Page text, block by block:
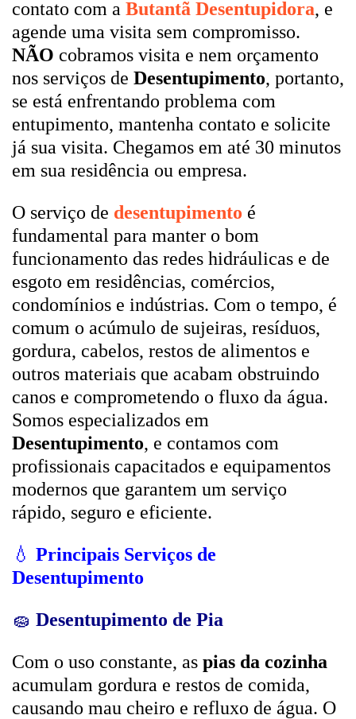
contato com a Butantã Desentupidora, e
agende uma visita sem compromisso.
NÃO cobramos visita e nem orçamento
nos serviços de Desentupimento, portanto,
se está enfrentando problema com
entupimento, mantenha contato e solicite
já sua visita. Chegamos em até 30 minutos
em sua residência ou empresa.
O serviço de desentupimento é
fundamental para manter o bom
funcionamento das redes hidráulicas e de
esgoto em residências, comércios,
condomínios e indústrias. Com o tempo, é
comum o acúmulo de sujeiras, resíduos,
gordura, cabelos, restos de alimentos e
outros materiais que acabam obstruindo
canos e comprometendo o fluxo da água.
Somos especializados em
Desentupimento, e contamos com
profissionais capacitados e equipamentos
modernos que garantem um serviço
rápido, seguro e eficiente.
💧 Principais Serviços de
Desentupimento
🧽 Desentupimento de Pia
Com o uso constante, as pias da cozinha
acumulam gordura e restos de comida,
causando mau cheiro e refluxo de água. O